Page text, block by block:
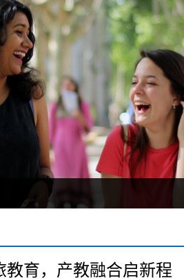
教育，产教融合启新程